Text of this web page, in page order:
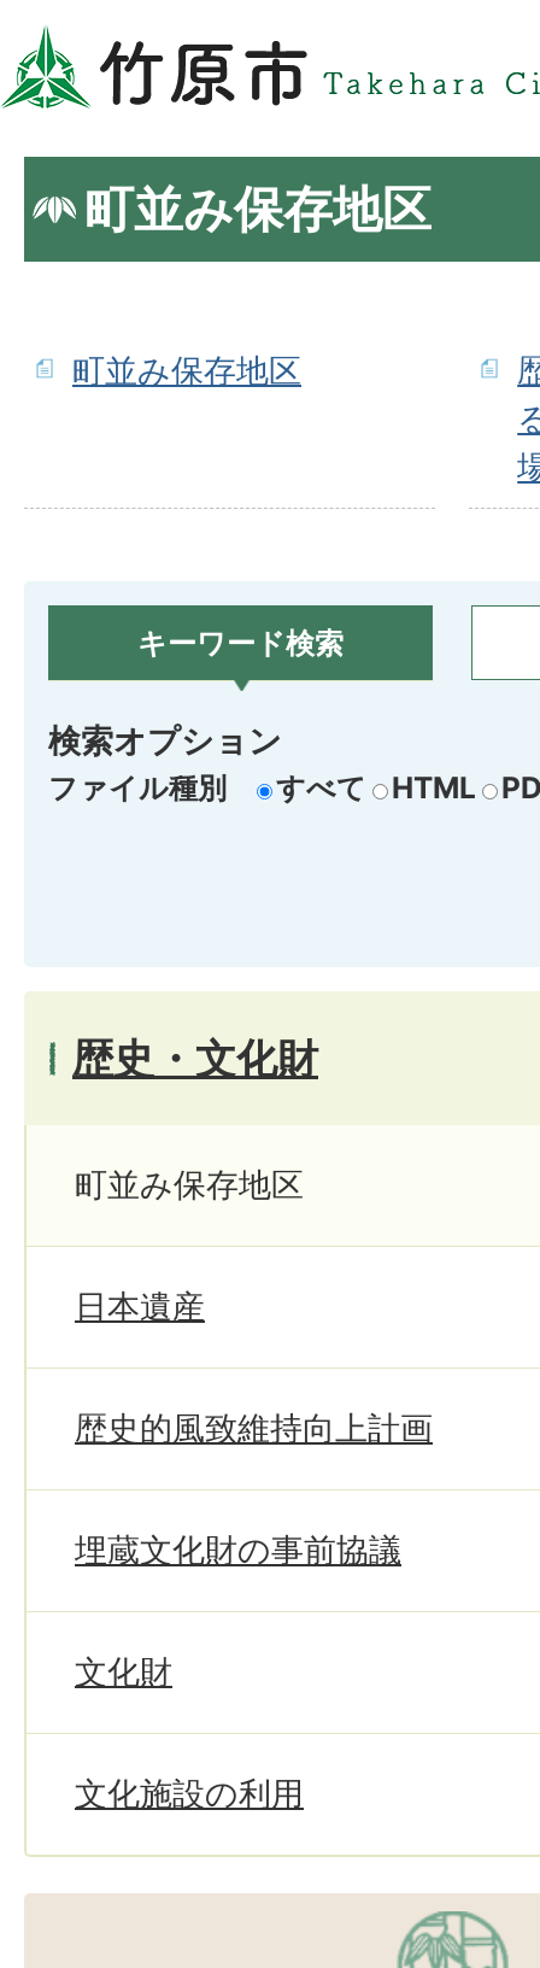
町並み保存地区
町並み保存地区
キーワード検索
検索オプション
ファイル種別 すべて HTML
歴史・文化財
町並み保存地区
日本遺産
歴史的風致維持向上計画
埋蔵文化財の事前協議
文化財
文化施設の利用